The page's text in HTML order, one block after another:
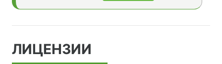
ЛИЦЕНЗИИ